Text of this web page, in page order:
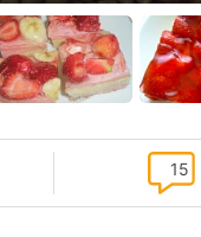
15